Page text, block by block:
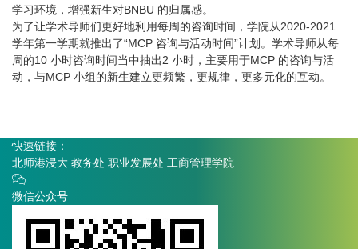
学习环境，增强新生对BNBU 的归属感。
为了让学术导师们更好地利用每周的咨询时间，学院从2020-2021
学年第一学期就推出了“MCP 咨询与活动时间”计划。学术导师从每
周的10 小时咨询时间当中抽出2 小时，主要用于MCP 的咨询与活
动，与MCP 小组的新生建立更频繁，更规律，更多元化的互动。
快速链接：
北师港浸大 教务处 职业发展处 工商管理学院
微信公众号